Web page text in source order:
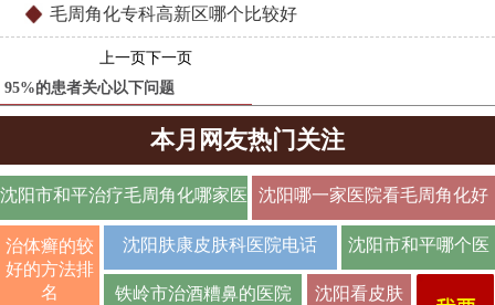
毛周角化专科高新区哪个比较好
上一页下一页
95%的患者关心以下问题
本月网友热门关注
沈阳市和平治疗毛周角化哪家医
院好【排
沈阳哪一家医院看毛周角化好
治体癣的较
好的方法排
名
沈阳肤康皮肤科医院电话 沈阳市和平哪个医
院治疗
铁岭市治酒糟鼻的医院 沈阳看皮肤